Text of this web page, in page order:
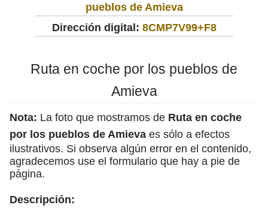
pueblos de Amieva
Dirección digital: 8CMP7V99+F8
Ruta en coche por los pueblos de
Amieva
Nota: La foto que mostramos de Ruta en coche
por los pueblos de Amieva es sólo a efectos
ilustrativos. Si observa algún error en el contenido,
agradecemos use el formulario que hay a pie de
página.
Descripción: